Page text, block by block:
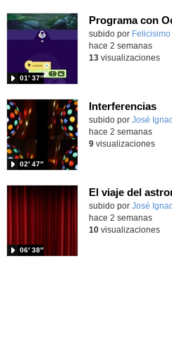
Contenido educativo.
subido por Felicisimo
01′ 37″
hace 2 semanas
13visualizaciones
Interferencias
Contenido educativo.
subido por José
02′ 47″
hace 2 semanas
9visualizaciones
El viaje del
Contenido educativo.
subido por José
06′ 38″
hace 2 semanas
10visualizaciones